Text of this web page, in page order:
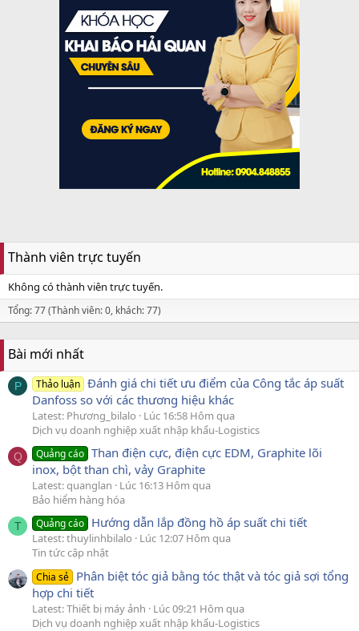
Thành viên trực tuyến
Không có thành viên trực tuyến.
Tổng: 77 (Thành viên: 0, khách: 77)
Bài mới nhất
P Thảo luận Đánh giá chi tiết ưu điểm của Công tắc áp suất
Danfoss so với các thương hiệu khác
Latest: Phương_bilalo
Lúc 16:58 Hôm qua
Dịch vụ doanh nghiệp xuất nhập khẩu-Logistics
Q Quảng cáo Than điện cực, điện cực EDM, Graphite lõi
inox, bột than chì, vảy Graphite
Latest: quanglan
Lúc 16:13 Hôm qua
Bảo hiểm hàng hóa
T Quảng cáo Hướng dẫn lắp đồng hồ áp suất chi tiết
Latest: thuylinhbilalo
Lúc 12:07 Hôm qua
Tin tức cập nhật
Chia sẻ Phân biệt tóc giả bằng tóc thật và tóc giả sợi tổng
hợp chi tiết
Latest: Thiết bị máy ảnh
Lúc 09:21 Hôm qua
Dịch vụ doanh nghiệp xuất nhập khẩu-Logistics